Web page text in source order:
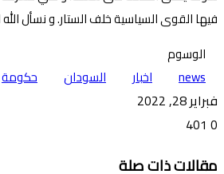
فيها القوى السياسية خلف الستار. و نسأل
الوسوم
news
اخبار السودان حكومة
فبراير 28, 2022
0
مقالات ذات صلة